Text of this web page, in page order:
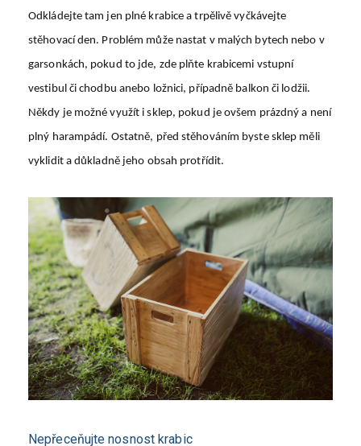
Odkládejte tam jen plné krabice a trpělivě vyčkávejte
stěhovací den. Problém může nastat v malých bytech nebo v
garsonkách, pokud to jde, zde plňte krabicemi vstupní
vestibul či chodbu anebo ložnici, případně balkon či lodžii.
Někdy je možné využít i sklep, pokud je ovšem prázdný a není
plný harampádí. Ostatně, před stěhováním byste sklep měli
vyklidit a důkladně jeho obsah protřídit.
Nepřeceňujte nosnost krabic